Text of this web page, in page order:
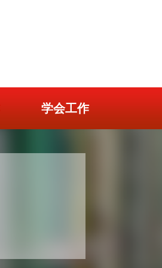
学会工作